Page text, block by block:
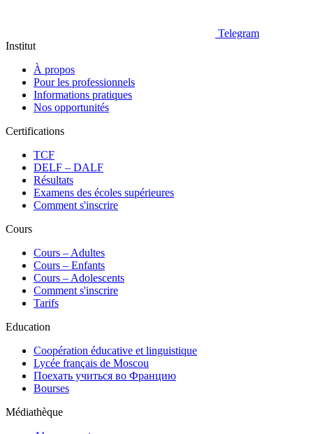
Telegram
Institut
À propos
Pour les professionnels
Informations pratiques
Nos opportunités
Certifications
TCF
DELF – DALF
Résultats
Examens des écoles supérieures
Comment s'inscrire
Cours
Сours – Adultes
Cours – Enfants
Cours – Adolescents
Comment s'inscrire
Tarifs
Education
Coopération éducative et linguistique
Lycée français de Moscou
Поехать учиться во Францию
Bourses
Médiathèque